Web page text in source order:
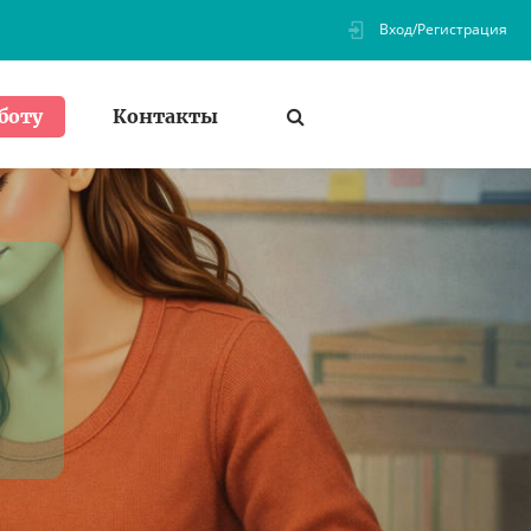
Вход/Регистрация
Контакты